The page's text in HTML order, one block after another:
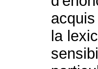
la